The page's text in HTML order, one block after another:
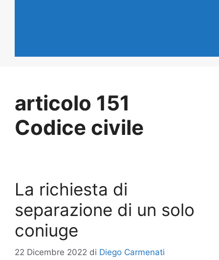
articolo 151
Codice civile
La richiesta di
separazione di un solo
coniuge
22 Dicembre 2022 di Diego Carmenati